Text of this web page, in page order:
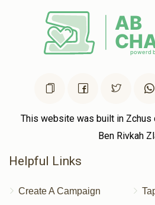
This website was built in Zchus
Ben Rivkah
Helpful Links
Create A Campaign